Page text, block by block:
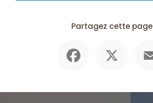
Partagez cette page